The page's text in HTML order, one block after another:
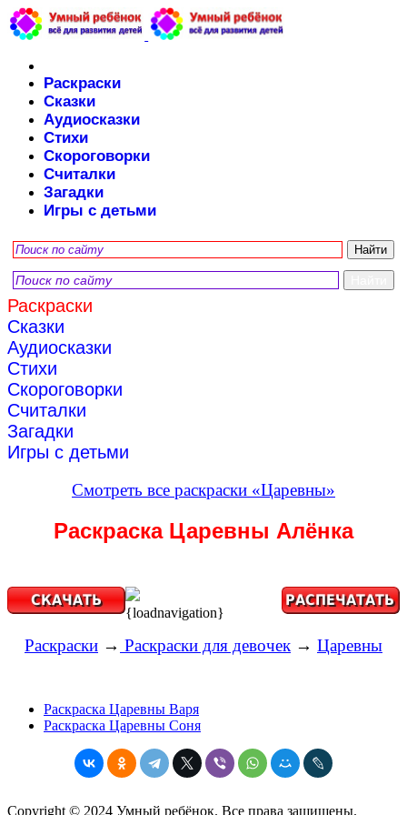
Раскраски
Сказки
Аудиосказки
Стихи
Скороговорки
Считалки
Загадки
Игры с детьми
Раскраски
Сказки
Аудиосказки
Стихи
Скороговорки
Считалки
Загадки
Игры с детьми
Смотреть все раскраски «Царевны»
Раскраска Царевны Алёнка
{loadnavigation}
Раскраски → Раскраски для девочек→ Царевны
Раскраска Царевны Варя
Раскраска Царевны Соня
Copyright © 2024 Умный ребёнок. Все права защищены.